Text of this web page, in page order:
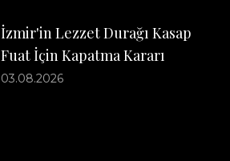
İzmir'in Lezzet Durağı Kasap
Fuat İçin Kapatma Kararı
03.08.2026